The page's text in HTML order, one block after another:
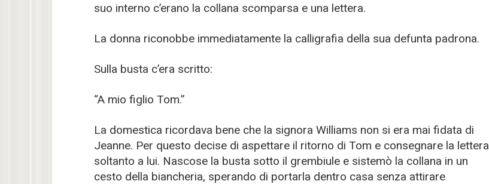
suo interno c’erano la collana scomparsa e una lettera.
La donna riconobbe immediatamente la calligrafia della sua defunta padrona.
Sulla busta c’era scritto:
“A mio figlio Tom.”
La domestica ricordava bene che la signora Williams non si era mai fidata di
Jeanne. Per questo decise di aspettare il ritorno di Tom e consegnare la lettera
soltanto a lui. Nascose la busta sotto il grembiule e sistemò la collana in un
cesto della biancheria, sperando di portarla dentro casa senza attirare